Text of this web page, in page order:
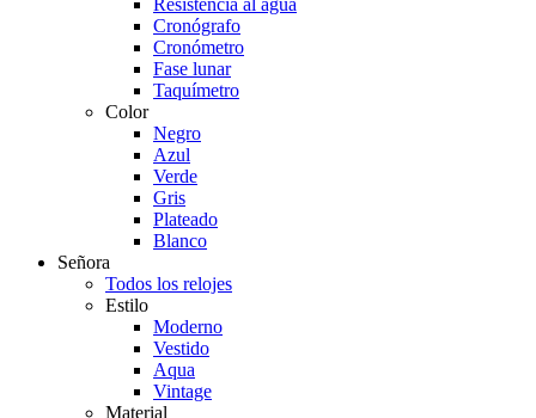
Cronógrafo
Cronómetro
Fase lunar
Taquímetro
Color
Negro
Azul
Verde
Gris
Plateado
Blanco
Señora
Todos los relojes
Estilo
Moderno
Vestido
Aqua
Vintage
Material